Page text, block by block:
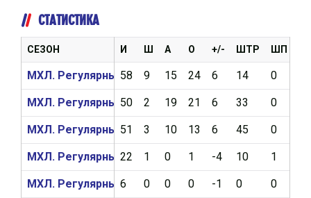
СТАТИСТИКА
И Ш А О +/- ШТР ШП
58 9 15 24 6 14 0
50 2 19 21 6 33 0
51 3 10 13 6 45 0
22 1 0 1 -4 10 1
6 0 0 0 -1 0 0
СЕЗОН
МХЛ. Регулярный чемпионат 2025/2026
МХЛ. Регулярный чемпионат 2024/2025
МХЛ. Регулярный чемпионат 2023/2024
МХЛ. Регулярный чемпионат 2022/2023
МХЛ. Регулярный чемпионат 2021/2022